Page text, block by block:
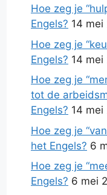
Hoe zeg je
Engels? 14 mei
Hoe zeg je
Engels? 14 mei
Hoe zeg je
tot de
Engels? 14 mei
Hoe zeg je
het Engels? 6
Hoe zeg je
Engels? 6 mei